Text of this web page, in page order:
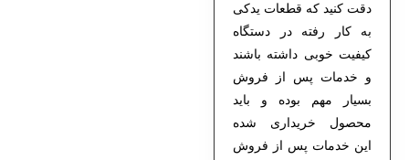
دقت کنید که قطعات یدکی
به کار رفته در دستگاه
کیفیت خوبی داشته باشند
و خدمات پس از فروش
بسیار مهم بوده و باید
محصول خریداری شده
این خدمات پس از فروش